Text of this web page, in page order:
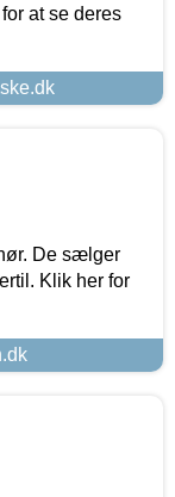
at se deres
De sælger
Klik her for